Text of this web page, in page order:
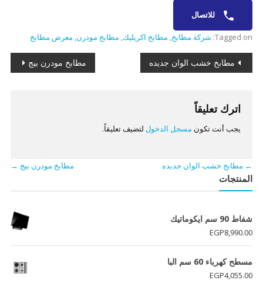
للاتصال
Tagged on: شركة مطابخ, مطابخ اكريليك, مطابخ مودرن, معرض مطابخ
تصفّح
مطابخ خشب الوان جديده مطابخ مودرن بيج
اترك تعليقاً
يجب أنت تكون مسجل الدخول لتضيف تعليقاً.
← مطابخ خشب الوان جديده مطابخ مودرن بيج →
المنتجات
شفاط 90 سم ايكوماتيك
EGP8,990.00
مسطح كهرباء 60 سم البا
EGP4,055.00